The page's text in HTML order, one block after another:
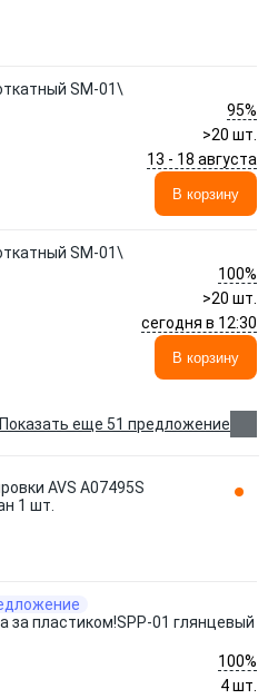
SM-01\
95%
>20 шт.
13 - 18 августа
В корзину
SM-01\
100%
>20 шт.
сегодня в 12:30
В корзину
Показать еще 51 предложение
AVS A07495S
1 шт.
за пластиком!SPP-01 глянцевый
100%
4 шт.